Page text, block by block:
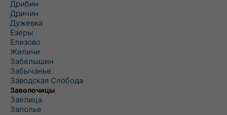
Дрибин
Дричин
Дужевка
Езеры
Елизово
Жиличи
Забелышин
Забычанье
Заводская Слобода
Заволочицы
Заелица
Заполье